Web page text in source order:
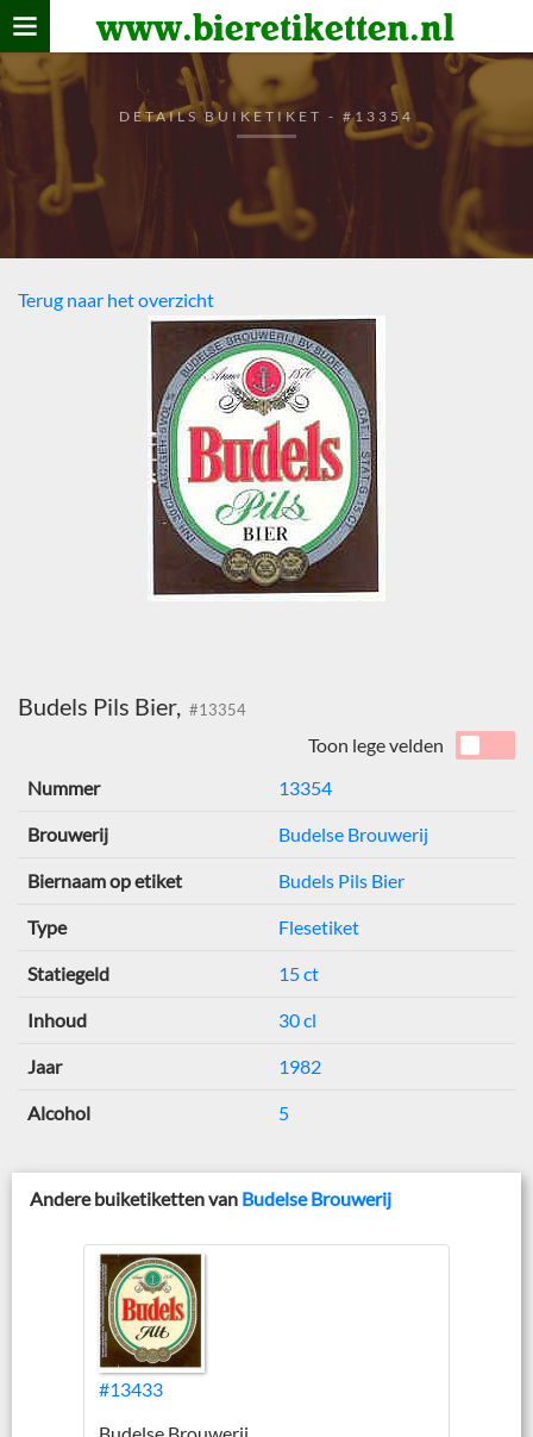
www.bieretiketten.nl
Home
verzamelen
De bierkaart
Bezoekers
DETAILS BUIKETIKET - #13354
Terug naar het overzicht
Budels Pils Bier, #13354
Toon lege velden
Nummer
13354
Brouwerij Budelse Brouwerij
Biernaam op etiket Budels Pils Bier
Type Flesetiket
Statiegeld 15 ct
Inhoud 30 cl
Jaar 1982
Alcohol 5
Andere buiketiketten van Budelse Brouwerij
#13433